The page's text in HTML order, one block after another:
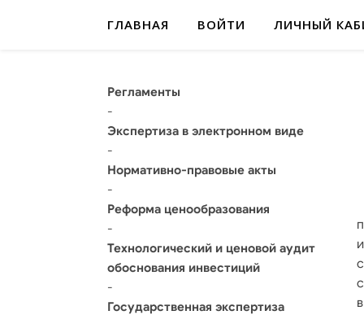
ГЛАВНАЯ ВОЙТИ ЛИЧНЫЙ
Регламенты
-
Экспертиза в электронном виде
-
Нормативно-правовые акты
-
Реформа ценообразования
-
Технологический и ценовой аудит
обоснования инвестиций
-
Государственная экспертиза